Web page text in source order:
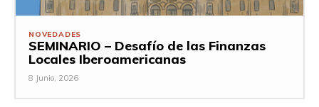
NOVEDADES
SEMINARIO – Desafío de las Finanzas
Locales Iberoamericanas
8 Junio, 2026